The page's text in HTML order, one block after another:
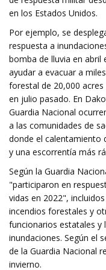
en los Estados Unidos.
Por ejemplo, se
respuesta a
bomba de lluvia en abril
ayudar a evacuar a
forestal de 20,000
en julio pasado. En
Guardia Nacional
a las comunidades de
donde el calentamiento
y una escorrentía más
Según la Guardia
"participaron en
vidas en 2022",
incendios forestales y
funcionarios estatales y
inundaciones. Según el
de la Guardia Nacional
invierno.